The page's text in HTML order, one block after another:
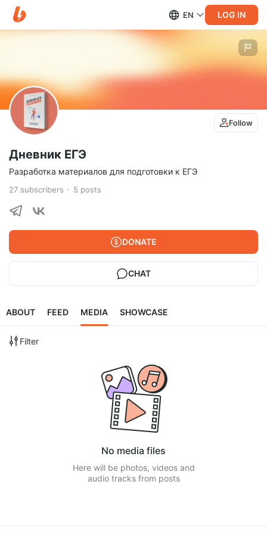
EN LOG IN
Follow
Дневник ЕГЭ
Разработка материалов для подготовки к ЕГЭ
27 subscribers 5 posts
DONATE
CHAT
ABOUT FEED MEDIA SHOWCASE
Filter
No media files
Here will be photos, videos and
audio tracks from posts